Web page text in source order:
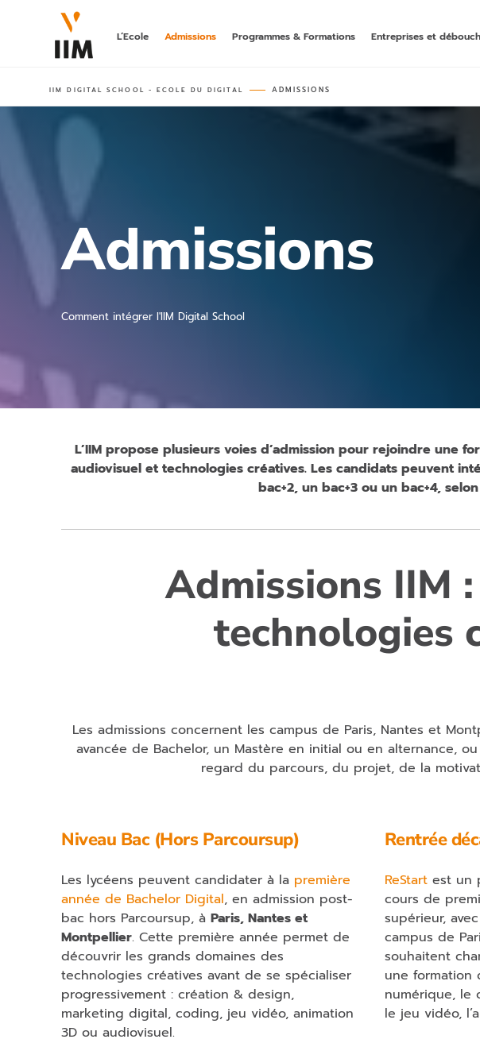
L’Ecole Admissions Programmes & Formations
bachelor post-bac généraliste
MASTÈRE
AI MARKETING STRATEGY
rncp niveau 7, en alternance
Entreprises et
IIM DIGITAL SCHOOL - ECOLE DU DIGITAL ADMISSIONS
Admissions
Comment intégrer l'IIM Digital School
L’IIM propose plusieurs voies d’admission pour rejoindre une
audiovisuel et technologies créatives. Les candidats peuvent
bac+2, un bac+3 ou un bac+4,
Admissions IIM
technologies
Les admissions concernent les campus de Paris, Nantes et
avancée de Bachelor, un Mastère en initial ou en alternance,
regard du parcours, du projet, de la
Niveau Bac (Hors Parcoursup)
Les lycéens peuvent candidater à la première
année de Bachelor Digital, en admission post-
bac hors Parcoursup, à Paris, Nantes et
Montpellier. Cette première année permet de
découvrir les grands domaines des
technologies créatives avant de se spécialiser
progressivement : création & design,
marketing digital, coding, jeu vidéo, animation
3D ou audiovisuel.
Rentrée
ReStartest un
cours de
supérieur,
campus de
souhaitent
une formation
numérique, le
le jeu vidéo,